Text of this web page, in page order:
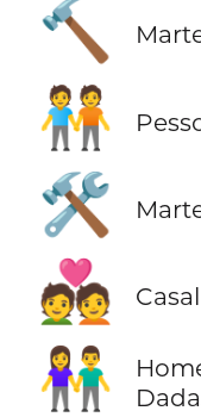
🔨
🧑‍🤝‍🧑
🛠️
💑
👫